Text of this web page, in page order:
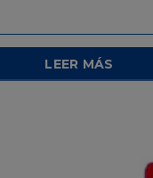
LEER MÁS